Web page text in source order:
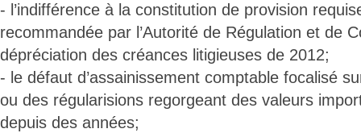
- l’indifférence à la constitution de provision
recommandée par l’Autorité de Régulation et de
dépréciation des créances litigieuses de 2012;
- le défaut d’assainissement comptable focalisé
ou des régularisions regorgeant des valeurs
depuis des années;